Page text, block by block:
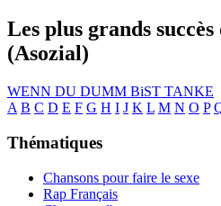
Les plus grands
(Asozial)
WENN DU DUMM BiST TANKE
A B C D E F G H I J K L M N O P
Thématiques
Chansons pour faire le sexe
Rap Français